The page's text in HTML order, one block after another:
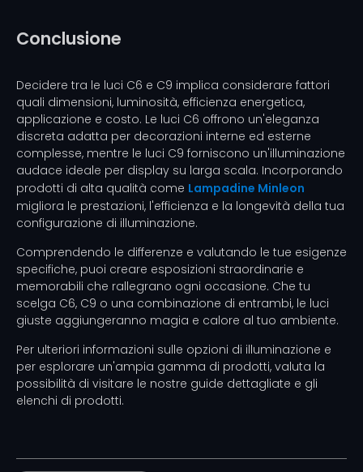
Conclusione
Decidere tra le luci C6 e C9 implica considerare fattori
quali dimensioni, luminosità, efficienza energetica,
applicazione e costo. Le luci C6 offrono un'eleganza
discreta adatta per decorazioni interne ed esterne
complesse, mentre le luci C9 forniscono un'illuminazione
audace ideale per display su larga scala. Incorporando
prodotti di alta qualità come Lampadine Minleon
migliora le prestazioni, l'efficienza e la longevità della tua
configurazione di illuminazione.
Comprendendo le differenze e valutando le tue esigenze
specifiche, puoi creare esposizioni straordinarie e
memorabili che rallegrano ogni occasione. Che tu
scelga C6, C9 o una combinazione di entrambi, le luci
giuste aggiungeranno magia e calore al tuo ambiente.
Per ulteriori informazioni sulle opzioni di illuminazione e
per esplorare un'ampia gamma di prodotti, valuta la
possibilità di visitare le nostre guide dettagliate e gli
elenchi di prodotti.